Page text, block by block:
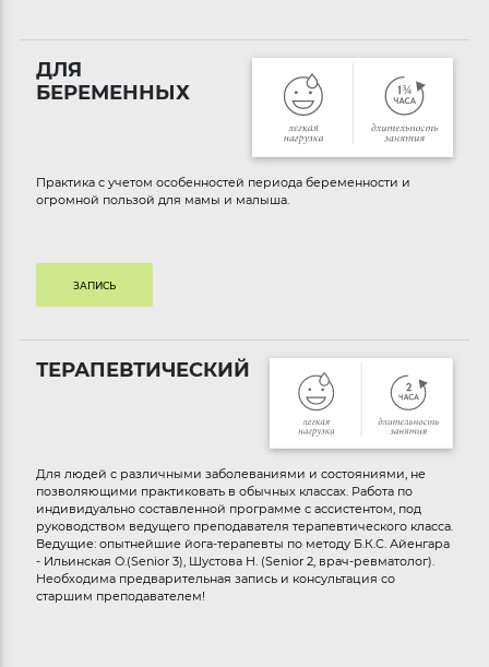
ДЛЯ
БЕРЕМЕННЫХ
Практика с учетом особенностей периода беременности и
огромной пользой для мамы и малыша.
ЗАПИСЬ
ТЕРАПЕВТИЧЕСКИЙ
Для людей с различными заболеваниями и состояниями, не
позволяющими практиковать в обычных классах. Работа по
индивидуально составленной программе с ассистентом, под
руководством ведущего преподавателя терапевтического класса.
Ведущие: опытнейшие йога-терапевты по методу Б.К.С. Айенгара
- Ильинская О.(Senior 3), Шустова Н. (Senior 2, врач-ревматолог).
Необходима предварительная запись и консультация со
старшим преподавателем!